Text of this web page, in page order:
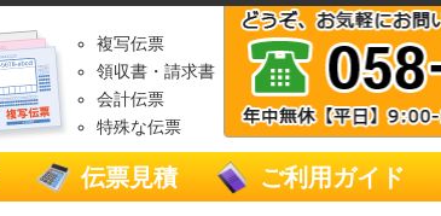
複写伝票
領収書・請求書
会計伝票
特殊な伝票
伝票見積 ご利用ガイド